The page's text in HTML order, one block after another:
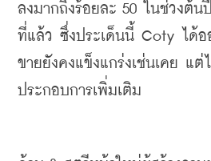
ลงมากถึงร้อยละ 50 ในช่วงต้นปี
ที่แล้ว ซึ่งประเด็นนี้ Coty
ได้
ขายยังคงแข็งแกร่งเช่นเคย แต่
ประกอบการเพิ่มเติม